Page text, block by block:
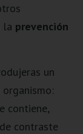
la prevención
un
contiene,
contraste